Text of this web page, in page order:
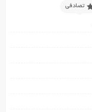
تصادفی